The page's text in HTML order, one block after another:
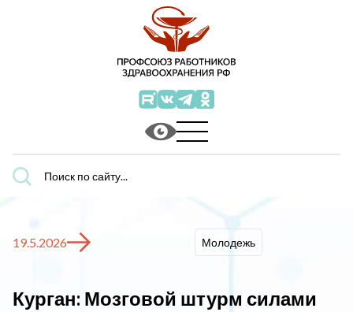
Поиск
по
19.5.2026 Молодежь
Курган: Мозговой штурм силами